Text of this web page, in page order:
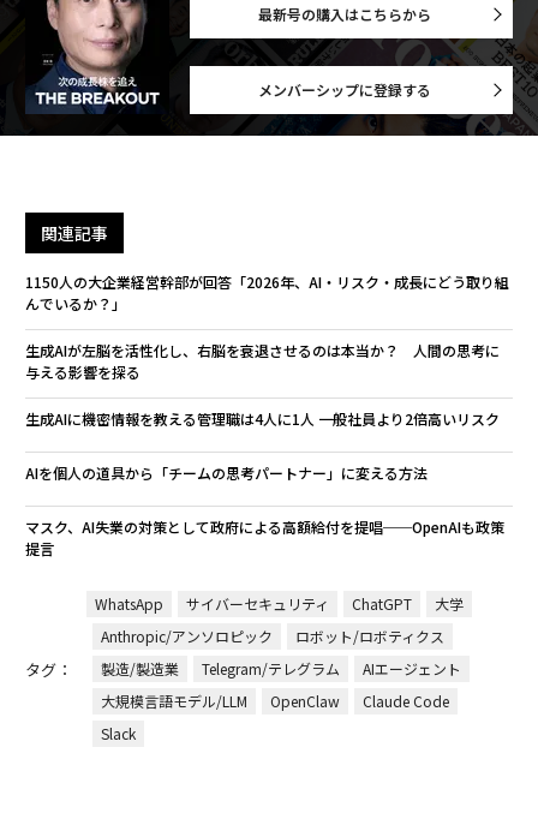
最新号の購入はこちらから
メンバーシップに登録する
関連記事
1150人の大企業経営幹部が回答「2026年、AI・リスク・成長にどう取り組
んでいるか？」
生成AIが左脳を活性化し、右脳を衰退させるのは本当か？ 人間の思考に
与える影響を探る
生成AIに機密情報を教える管理職は4人に1人 一般社員より2倍高いリスク
AIを個人の道具から「チームの思考パートナー」に変える方法
マスク、AI失業の対策として政府による高額給付を提唱──OpenAIも政策
提言
タグ：
WhatsApp サイバーセキュリティ ChatGPT
大学
Anthropic/アンソロピック
ロボット/ロボティクス
製造/製造業
Telegram/テレグラム
AIエージェント
大規模言語モデル/LLM
OpenClaw
Claude Code
Slack